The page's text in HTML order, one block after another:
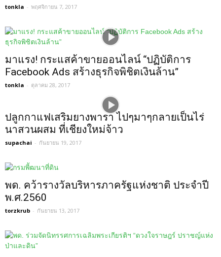
tonkla - พฤศจิกายน 7, 2017
มาแรง! กระแสค้าขายออนไลน์ “ปฏิบัติการ
Facebook Ads สร้างธุรกิจพิชิตเงินล้าน”
tonkla - ตุลาคม 28, 2017
ปลูกกาแฟเสริมยางพารา ไปๆมาๆกลายเป็นไร่
นาสวนผสม ที่เชียงใหม่จ้าว
supachai - กันยายน 19, 2017
พด. คว้ารางวัลบริหารภาครัฐแห่งชาติ ประจำปี
พ.ศ.2560
torzkrub - กันยายน 13, 2017